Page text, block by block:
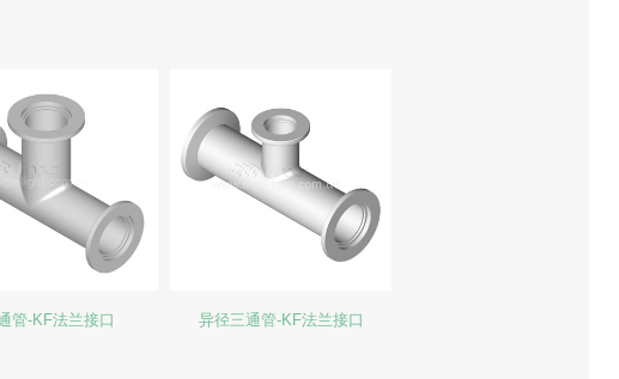
管-KF法兰接口 异径三通管-KF法兰接口